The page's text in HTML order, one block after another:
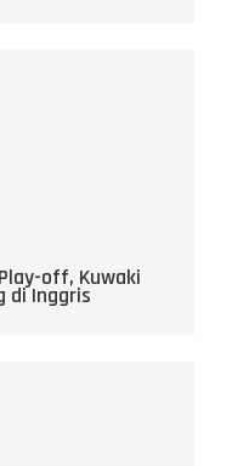
off, Kuwaki
di Inggris